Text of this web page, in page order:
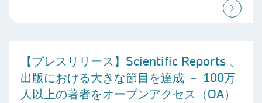
【プレスリリース】Scientific Reports 、
出版における大きな節目を達成 － 100万
人以上の著者をオープンアクセス（OA）